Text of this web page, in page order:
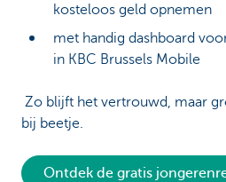
kosteloos geld opnemen
met handig dashboard
in KBC Brussels Mobile
Zo blijft het vertrouwd, maar
bij beetje.
Ontdek de gratis